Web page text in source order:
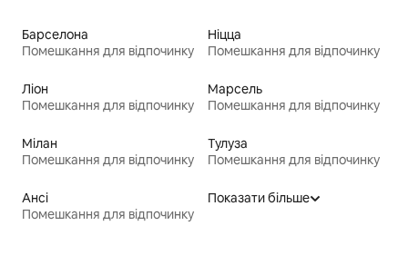
Барселона
Помешкання для відпочинку
Ніцца
Помешкання для відпочинку
Ліон
Помешкання для відпочинку
Марсель
Помешкання для відпочинку
Мілан
Помешкання для відпочинку
Тулуза
Помешкання для відпочинку
Ансі
Помешкання для відпочинку
Показати більше